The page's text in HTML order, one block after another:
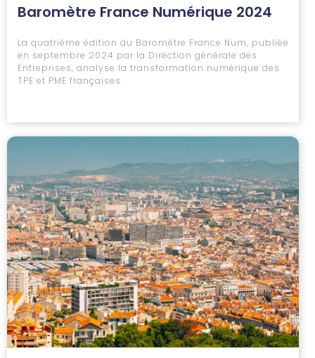
Baromètre France Numérique 2024
La quatrième édition du Baromètre France Num, publiée
en septembre 2024 par la Direction générale des
Entreprises, analyse la transformation numérique des
TPE et PME françaises.